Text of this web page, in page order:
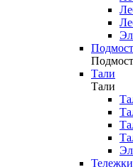
Тали
Тали